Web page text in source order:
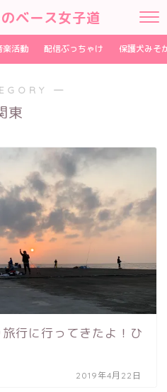
ベース女子道
楽活動 配信ぶっちゃけ 保護犬みそ
―
東
行に行ってきたよ！ひ
2019年4月22日